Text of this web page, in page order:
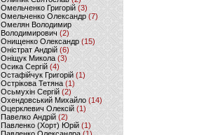
Омельченко Григорій (3)
Омельченко Олександр(7)
Омелян Володимир
Володимирович (2)
Онищенко Олександр (15)
Оністрат Андрій (6)
Оніщук Микола (3)
Осика Сергій(4)
Остафійчук Григорій(1)
Острікова Тетяна (1)
Осьмухін Сергій (2)
Охендовський Михайло (14)
Оцерклевич Олексій (1)
Павелко Андрій (2)
Павленко (Хорт) Юрій (1)